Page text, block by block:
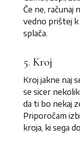
Če ne, računaj
vedno prištej k
splača.
5. Kroj
Kroj jakne naj
se sicer
da ti bo nekaj
Priporočam
kroja, ki sega